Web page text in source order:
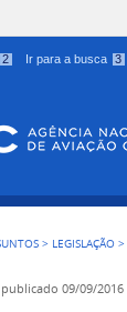
2 Ir para a busca 3
> LEGISLAÇÃO
publicado 09/09/2016